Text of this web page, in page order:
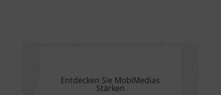
Entdecken Sie MobiMedias
Stärken